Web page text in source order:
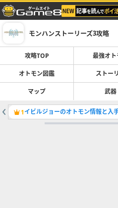
モンハンストーリーズ3攻略
攻略TOP 最強オト
オトモン図鑑 ストー
マップ 武器
1イビルジョーのオトモン情報と入